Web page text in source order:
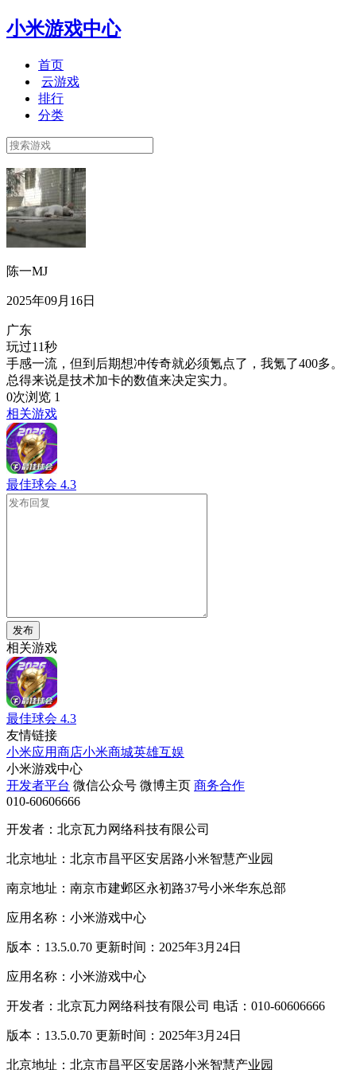
小米游戏中心
首页
云游戏
排行
分类
陈一MJ
2025年09月16日
广东
玩过11秒
手感一流，但到后期想冲传奇就必须氪点了，我氪了400多。
总得来说是技术加卡的数值来决定实力。
0次浏览 1
相关游戏
最佳球会 4.3
发布
相关游戏
最佳球会 4.3
友情链接
小米应用商店小米商城英雄互娱
小米游戏中心
开发者平台 微信公众号 微博主页 商务合作
010-60606666
开发者：北京瓦力网络科技有限公司
北京地址：北京市昌平区安居路小米智慧产业园
南京地址：南京市建邺区永初路37号小米华东总部
应用名称：小米游戏中心
版本：13.5.0.70 更新时间：2025年3月24日
应用名称：小米游戏中心
开发者：北京瓦力网络科技有限公司 电话：010-60606666
版本：13.5.0.70 更新时间：2025年3月24日
北京地址：北京市昌平区安居路小米智慧产业园